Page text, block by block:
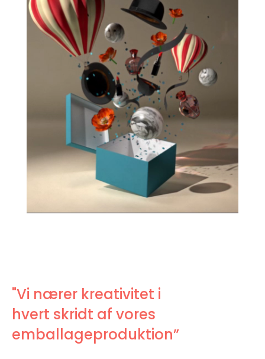
"Vi nærer kreativitet i
hvert skridt af vores
emballageproduktion”